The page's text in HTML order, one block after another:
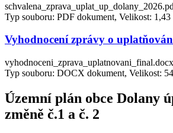
Typ souboru: PDF dokument, Velikost:
Vyhodnocení zprávy o
vyhodnoceni_zprava_uplatnovani_final.docx
Typ souboru: DOCX dokument, Velikost:
Územní plán obce Dolany
změně č.1 a č. 2